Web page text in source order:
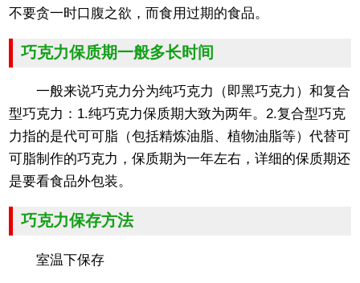
不要贪一时口腹之欲，而食用过期的食品。
巧克力保质期一般多长时间
一般来说巧克力分为纯巧克力（即黑巧克力）和复合
型巧克力：1.纯巧克力保质期大致为两年。2.复合型巧克
力指的是代可可脂（包括精炼油脂、植物油脂等）代替可
可脂制作的巧克力，保质期为一年左右，详细的保质期还
是要看食品外包装。
巧克力保存方法
室温下保存